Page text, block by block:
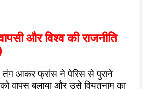
और विश्व की राजनीति
तंग आकर फ्रांस ने पेरिस से पुराने
वापस बुलाया और उसे वियतनाम का